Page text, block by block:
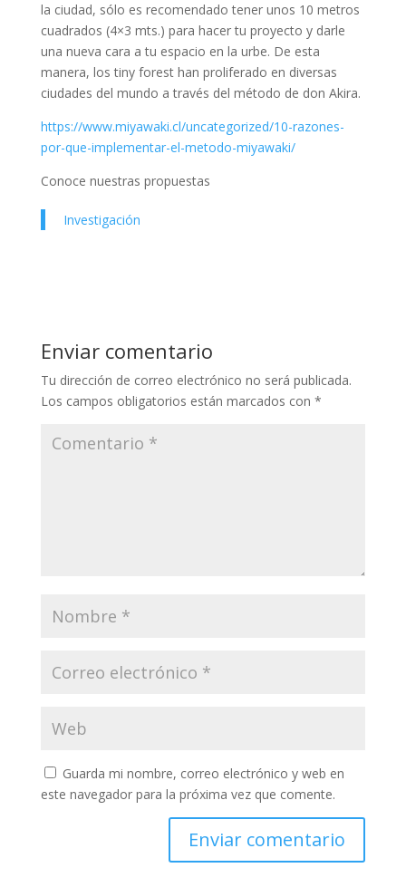
la ciudad, sólo es recomendado tener unos 10 metros
cuadrados (4×3 mts.) para hacer tu proyecto y darle
una nueva cara a tu espacio en la urbe. De esta
manera, los tiny forest han proliferado en diversas
ciudades del mundo a través del método de don Akira.
https://www.miyawaki.cl/uncategorized/10-razones-
por-que-implementar-el-metodo-miyawaki/
Conoce nuestras propuestas
Investigación
Enviar comentario
Tu dirección de correo electrónico no será publicada.
Los campos obligatorios están marcados con *
Guarda mi nombre, correo electrónico y web en
este navegador para la próxima vez que comente.